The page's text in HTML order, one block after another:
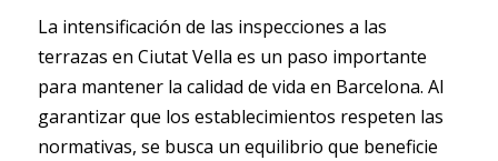
La intensificación de las inspecciones a las
terrazas en Ciutat Vella es un paso importante
para mantener la calidad de vida en Barcelona. Al
garantizar que los establecimientos respeten las
normativas, se busca un equilibrio que beneficie